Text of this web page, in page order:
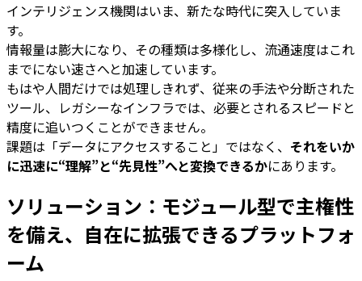
インテリジェンス機関はいま、新たな時代に突入していま
す。
情報量は膨大になり、その種類は多様化し、流通速度はこれ
までにない速さへと加速しています。
もはや人間だけでは処理しきれず、従来の手法や分断された
ツール、レガシーなインフラでは、必要とされるスピードと
精度に追いつくことができません。
課題は「データにアクセスすること」ではなく、 それをいか
に迅速に“理解”と“先見性”へと変換できるかにあります。
ソリューション：モジュール型で主権性
を備え、自在に拡張できるプラットフォ
ーム